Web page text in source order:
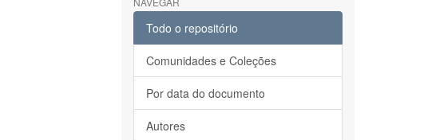
Todo o repositório
Comunidades e Coleções
Por data do documento
Autores